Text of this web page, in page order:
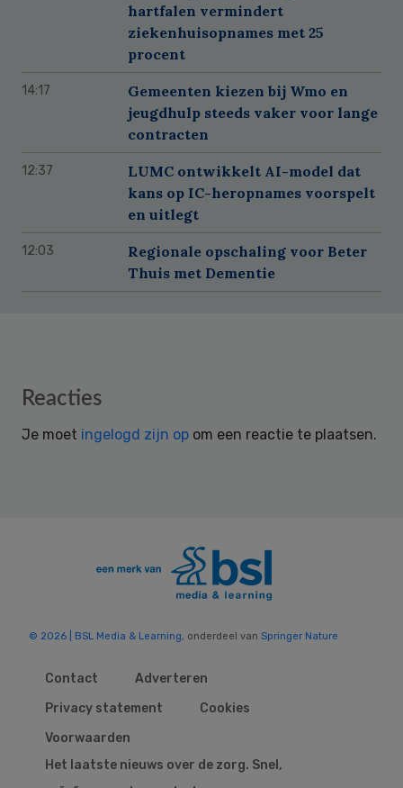
hartfalen vermindert
ziekenhuisopnames met 25
procent
14:17
Gemeenten kiezen bij Wmo en
jeugdhulp steeds vaker voor lange
contracten
12:37
LUMC ontwikkelt AI-model dat
kans op IC-heropnames voorspelt
en uitlegt
12:03
Regionale opschaling voor Beter
Thuis met Dementie
Reader
Reacties
Je moet ingelogd zijn op om een reactie te plaatsen.
© 2026 | BSL Media & Learning, onderdeel van Springer Nature
Contact
Adverteren
Privacy statement
Cookies
Voorwaarden
Het laatste nieuws over de zorg. Snel,